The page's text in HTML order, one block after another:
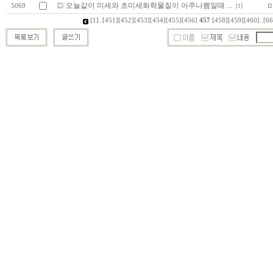
5069 오늘같이 미세와 초미세화학물질이 아주나쁨일때 ... [1]
[1] [451] [452] [453] [454] [455] [456] 457 [458] [459] [460]